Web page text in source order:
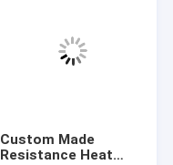
Custom Made
Resistance Heat